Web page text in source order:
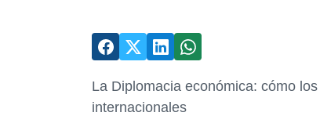
La Diplomacia económica: cómo
internacionales